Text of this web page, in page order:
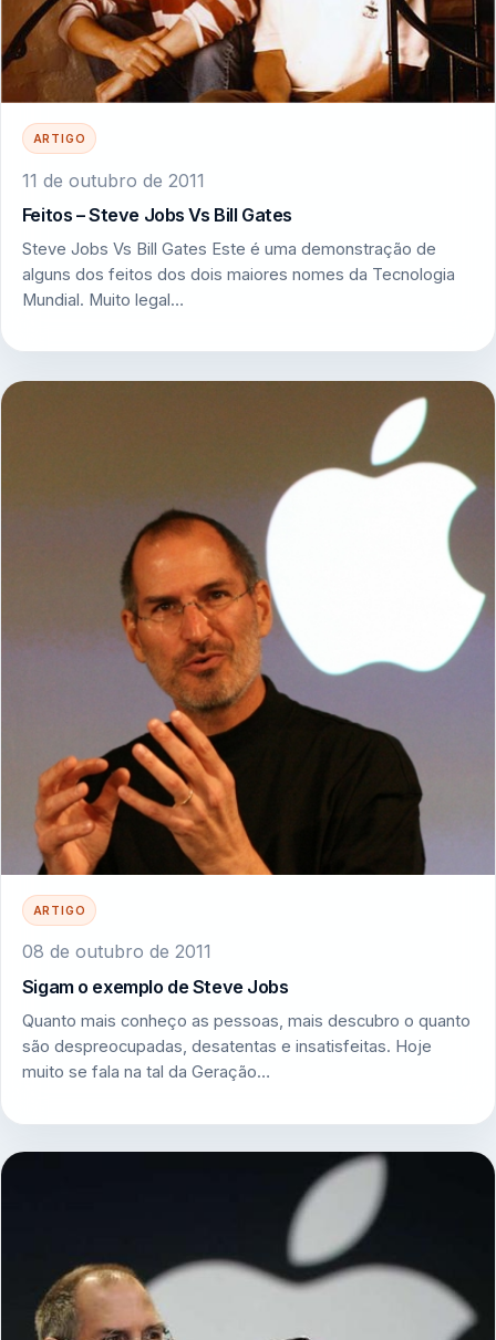
ARTIGO
11 de outubro de 2011
Feitos – Steve Jobs Vs Bill Gates
Steve Jobs Vs Bill Gates Este é uma demonstração de
alguns dos feitos dos dois maiores nomes da Tecnologia
Mundial. Muito legal…
ARTIGO
08 de outubro de 2011
Sigam o exemplo de Steve Jobs
Quanto mais conheço as pessoas, mais descubro o quanto
são despreocupadas, desatentas e insatisfeitas. Hoje
muito se fala na tal da Geração…